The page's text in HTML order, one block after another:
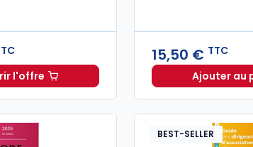
l'offre
Droit de la famille 2026/2027. 10e éd. à partir
15,50 € TTC
Ajouter au
BEST-SELLER